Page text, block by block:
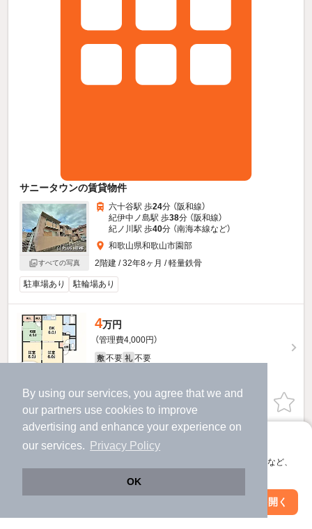
By using our services, you agree that we and
our partners use cookies to improve
advertising and enhance your experience on
our services.
Privacy Policy
OK
アプリに切り替えて、サクサクお部屋探し
会員登録なしですぐ使える。マップ検索やお気に入り保存など、
アプリを開く
サニータウンの賃貸物件
すべての写真
六十谷駅 歩24分 （阪和線）
紀伊中ノ島駅 歩38分 （阪和線）
紀ノ川駅 歩40分 （南海本線など）
和歌山県和歌山市園部
2階建 / 32年8ヶ月 / 軽量鉄骨
駐車場あり 駐輪場あり
4万円
（管理費4,000円）
敷 不要 礼 不要
お問い合わせ
提供
4万円
（管理費4,000円）
絞り込み条件を変更